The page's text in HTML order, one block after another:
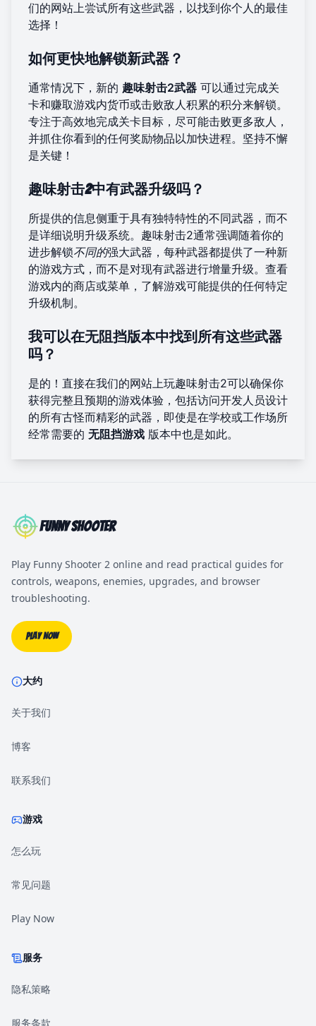
们的网站上尝试所有这些武器，以找到你个人的最佳
选择！
如何更快地解锁新武器？
通常情况下，新的 趣味射击2武器 可以通过完成关
卡和赚取游戏内货币或击败敌人积累的积分来解锁。
专注于高效地完成关卡目标，尽可能击败更多敌人，
并抓住你看到的任何奖励物品以加快进程。坚持不懈
是关键！
趣味射击2中有武器升级吗？
所提供的信息侧重于具有独特特性的不同武器，而不
是详细说明升级系统。趣味射击2通常强调随着你的
进步解锁不同的强大武器，每种武器都提供了一种新
的游戏方式，而不是对现有武器进行增量升级。查看
游戏内的商店或菜单，了解游戏可能提供的任何特定
升级机制。
我可以在无阻挡版本中找到所有这些武器
吗？
是的！直接在我们的网站上玩趣味射击2可以确保你
获得完整且预期的游戏体验，包括访问开发人员设计
的所有古怪而精彩的武器，即使是在学校或工作场所
经常需要的 无阻挡游戏 版本中也是如此。
Funny Shooter
Play Funny Shooter 2 online and read practical guides for
controls, weapons, enemies, upgrades, and browser
troubleshooting.
Play Now
大约
关于我们
博客
联系我们
游戏
怎么玩
常见问题
Play Now
服务
隐私策略
服务条款